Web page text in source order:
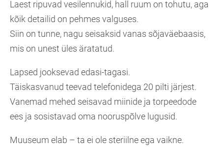
Laest ripuvad vesilennukid, hall ruum on tohutu, aga
kõik detailid on pehmes valguses.
Siin on tunne, nagu seisaksid vanas sõjaväebaasis,
mis on unest üles äratatud.
Lapsed jooksevad edasi-tagasi.
Täiskasvanud teevad telefonidega 20 pilti järjest.
Vanemad mehed seisavad miinide ja torpeedode
ees ja sosistavad oma nooruspõlve lugusid.
Muuseum elab – ta ei ole steriilne ega vaikne.